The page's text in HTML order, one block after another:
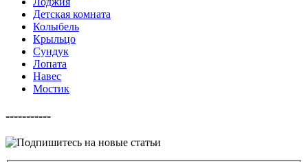
Детская комната
Колыбель
Крыльцо
Сундук
Лопата
Навес
Мостик
-----------